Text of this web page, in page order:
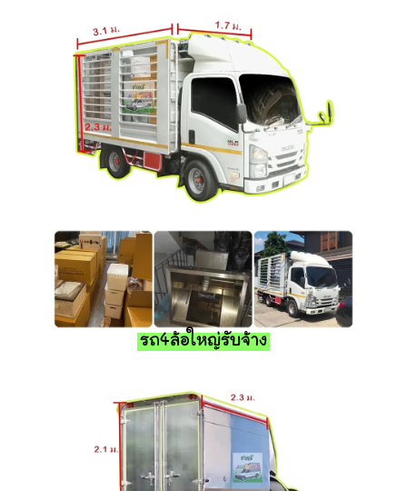
รถ4ล้อใหญ่รับจ้าง